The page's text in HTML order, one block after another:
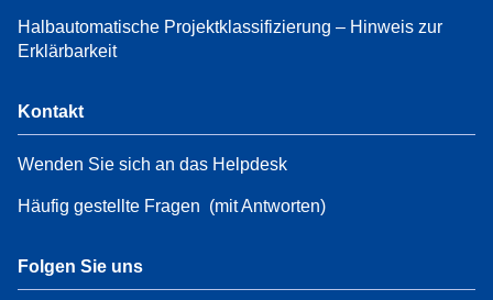
Halbautomatische Projektklassifizierung – Hinweis zur
Erklärbarkeit
Kontakt
Wenden Sie sich an das Helpdesk
Häufig gestellte Fragen (mit Antworten)
Folgen Sie uns